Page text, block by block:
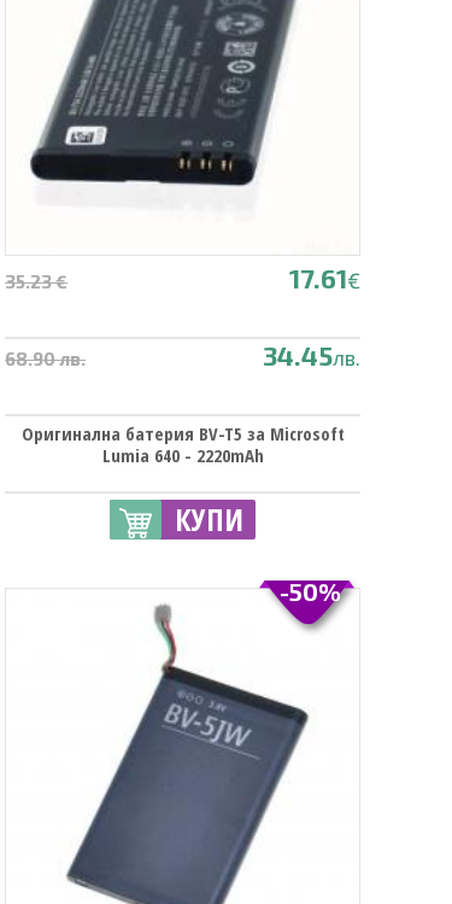
35.23 € 17.61€
68.90 лв. 34.45лв.
Оригинална батерия BV-T5 за Microsoft
Lumia 640 - 2220mAh
КУПИ
-50%